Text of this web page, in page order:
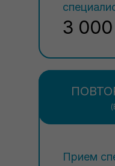
3
Прием